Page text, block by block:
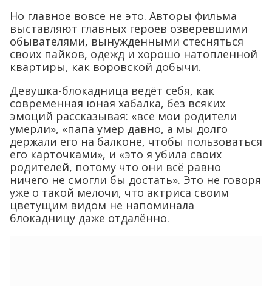
Но главное вовсе не это. Авторы фильма
выставляют главных героев озверевшими
обывателями, вынужденными стесняться
своих пайков, одежд и хорошо натопленной
квартиры, как воровской добычи.
Девушка-блокадница ведёт себя, как
современная юная хабалка, без всяких
эмоций рассказывая: «все мои родители
умерли», «папа умер давно, а мы долго
держали его на балконе, чтобы пользоваться
его карточками», и «это я убила своих
родителей, потому что они всё равно
ничего не смогли бы достать». Это не говоря
уже о такой мелочи, что актриса своим
цветущим видом не напоминала
блокадницу даже отдалённо.